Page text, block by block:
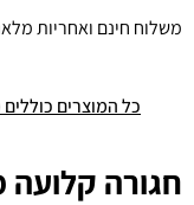
משלוח חינם ואחריות
כל המוצרים כוללים